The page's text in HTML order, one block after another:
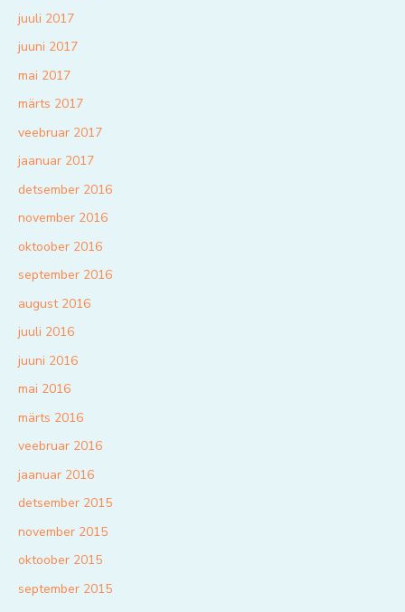
juuli 2017
juuni 2017
mai 2017
märts 2017
veebruar 2017
jaanuar 2017
detsember 2016
november 2016
oktoober 2016
september 2016
august 2016
juuli 2016
juuni 2016
mai 2016
märts 2016
veebruar 2016
jaanuar 2016
detsember 2015
november 2015
oktoober 2015
september 2015